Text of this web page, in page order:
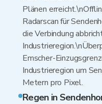
Plänen
Radarscan für
die Verbindung
Emscher-
Industrieregion um
Metern pro Pixel.
Regen in